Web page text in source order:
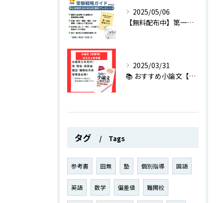
2025/05/06
【無料配布中】第一志望合格のための受験戦略ガイド｜全科目対応・今やるべきことがわかる！
2025/03/31
📚 おすすめ小論文【学部別】参考書 ③ 📚
タグ Tags
参考書 田無 塾 個別指導 国語
英語 数学 偏差値 難関校